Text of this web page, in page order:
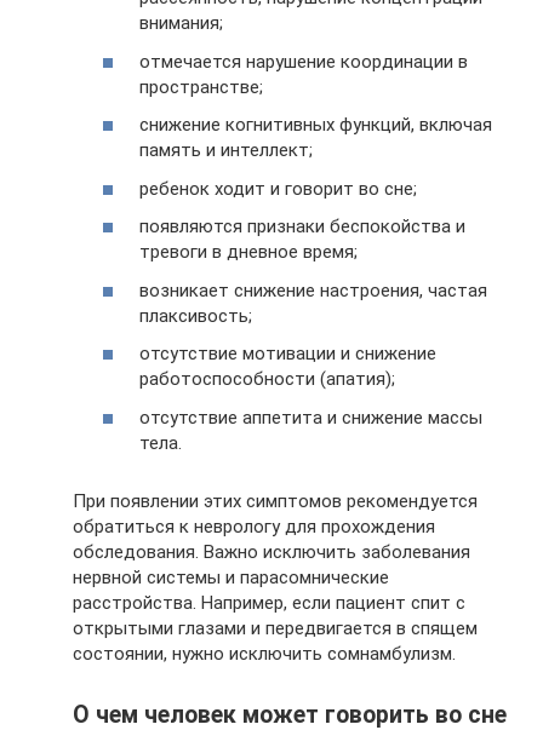
внимания;
отмечается нарушение координации в
пространстве;
снижение когнитивных функций, включая
память и интеллект;
ребенок ходит и говорит во сне;
появляются признаки беспокойства и
тревоги в дневное время;
возникает снижение настроения, частая
плаксивость;
отсутствие мотивации и снижение
работоспособности (апатия);
отсутствие аппетита и снижение массы
тела.
При появлении этих симптомов рекомендуется
обратиться к неврологу для прохождения
обследования. Важно исключить заболевания
нервной системы и парасомнические
расстройства. Например, если пациент спит с
открытыми глазами и передвигается в спящем
состоянии, нужно исключить сомнамбулизм.
О чем человек может говорить во сне